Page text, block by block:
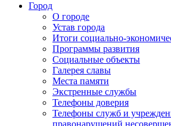
Город
О городе
Устав города
Итоги социально-
Программы развития
Социальные объекты
Галерея славы
Места памяти
Экстренные службы
Телефоны доверия
Телефоны служб и